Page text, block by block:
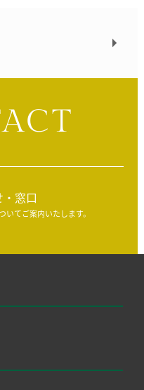
窓口
てご案内いたします。